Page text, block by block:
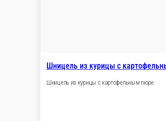
Шницель из курицы с
Шницель из курицы с картофельным пюре